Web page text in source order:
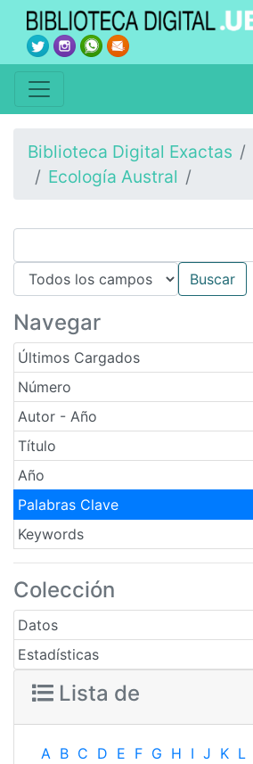
Biblioteca Digital Exactas
Ecología Austral
Navegar
Últimos Cargados
Número
Autor - Año
Título
Año
Palabras Clave
Keywords
Colección
Datos
Estadísticas
Lista de
A B C D E F G H I J K L